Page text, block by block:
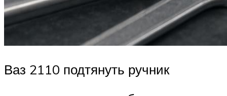
Ваз 2110 подтянуть ручник